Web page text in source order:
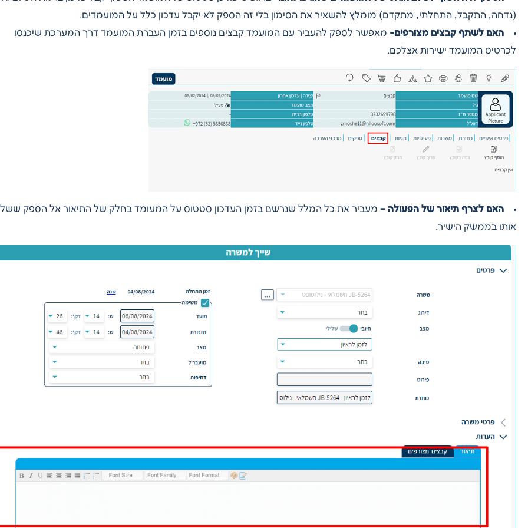
(נדחה, התקבל, התחלתי, מתקדם) מומלץ להשאיר את הסימון בלי זה הספק לא יקבל עדכון כלל על המועמדים.
האם לשתף קבצים מצורפים- מאפשר לספק להעביר עם המועמד קבצים נוספים בזמן העברת המועמד דרך המערכת שיכנסו
לכרטיס המועמד ישירות אצלכם.
האם לצרף תיאור של הפעולה – מעביר את כל המלל שנרשם בזמן העדכון סטטוס על המעומד בחלק של התיאור אל הספק
אותו בממשק הישיר.